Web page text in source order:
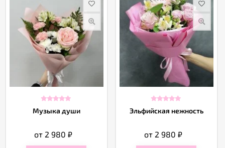
Музыка души
от 2 980₽
Эльфийская нежность
от 2 980₽